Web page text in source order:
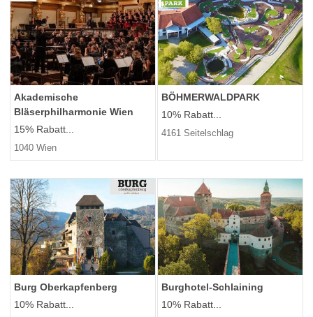
Akademische
Bläserphilharmonie Wien
15% Rabatt...
1040 Wien
BÖHMERWALDPARK
10% Rabatt...
4161 Seitelschlag
Burg Oberkapfenberg
10% Rabatt...
Burghotel-Schlaining
10% Rabatt...